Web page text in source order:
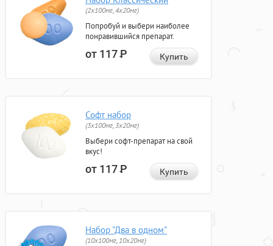
(2x100мг, 4x20мг)
Попробуй и выбери наиболее
понравившийся препарат.
от 117Р Купить
Софт набор
(3x100мг, 3x20мг)
Выбери софт-препарат на свой
вкус!
от 117Р Купить
Набор "Два в одном"
(10x100мг, 10x20мг)